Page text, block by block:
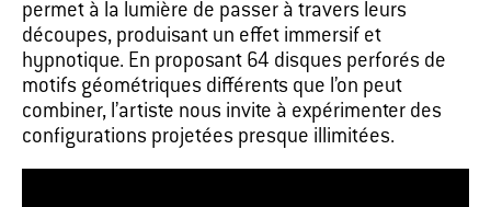
permet à la lumière de passer à travers leurs
découpes, produisant un effet immersif et
hypnotique. En proposant 64 disques perforés de
motifs géométriques différents que l’on peut
combiner, l’artiste nous invite à expérimenter des
configurations projetées presque illimitées.